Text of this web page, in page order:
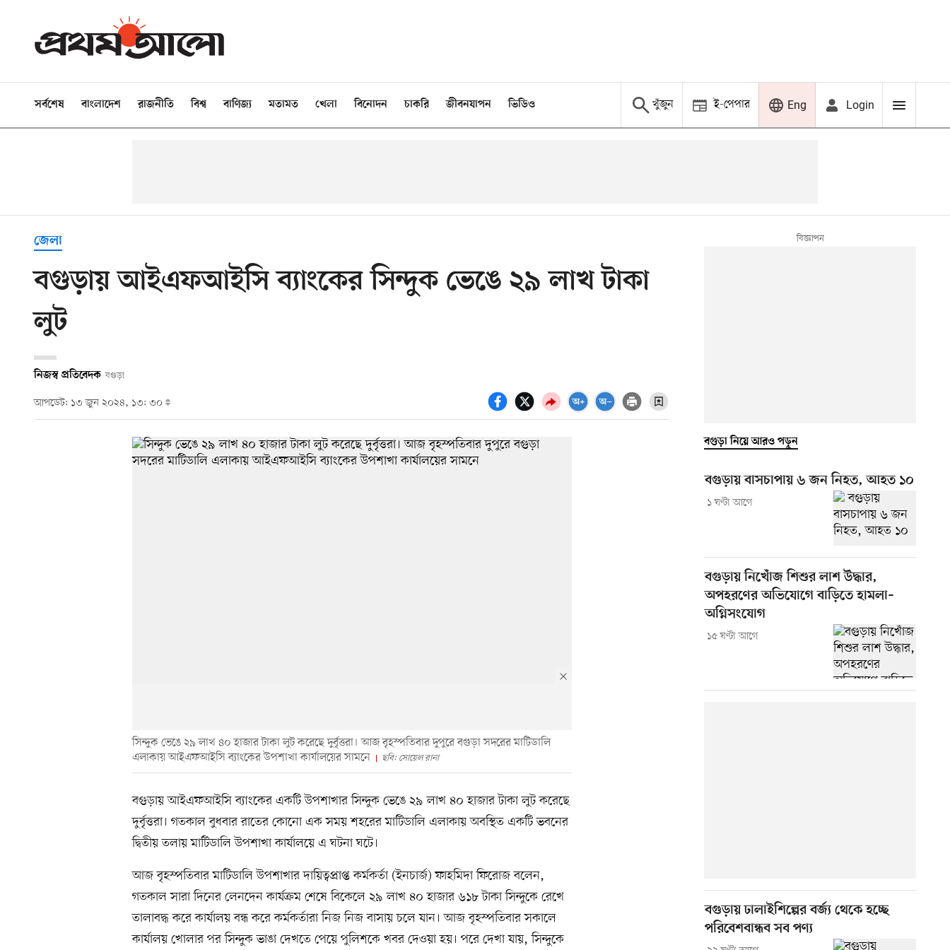
সর্বশেষ বাংলাদেশ রাজনীতি বিশ্ব বাণিজ্য মতামত খেলা বিনোদন চাকরি জীবনযাপন ভিডিও খুঁজুন ই-পেপার Eng Login
জেলা
বগুড়ায় আইএফআইসি ব্যাংকের সিন্দুক ভেঙে ২৯ লাখ টাকা
লুট
নিজস্ব প্রতিবেদক বগুড়া
আপডেট: ১৩ জুন ২০২৪, ১৩: ৩০
সিন্দুক ভেঙে ২৯ লাখ ৪০ হাজার টাকা লুট করেছে দুর্বৃত্তরা। আজ বৃহস্পতিবার দুপুরে বগুড়া সদরের মাটিডালি
এলাকায় আইএফআইসি ব্যাংকের উপশাখা কার্যালয়ের সামনে
ছবি: সোয়েল রানা
বগুড়ায় আইএফআইসি ব্যাংকের একটি উপশাখার সিন্দুক ভেঙে ২৯ লাখ ৪০ হাজার টাকা লুট করেছে
দুর্বৃত্তরা। গতকাল বুধবার রাতের কোনো এক সময় শহরের মাটিডালি এলাকায় অবস্থিত একটি ভবনের
দ্বিতীয় তলায় মাটিডালি উপশাখা কার্যালয়ে এ ঘটনা ঘটে।
আজ বৃহস্পতিবার মাটিডালি উপশাখার দায়িত্বপ্রাপ্ত কর্মকর্তা (ইনচার্জ) ফাহমিদা ফিরোজ বলেন,
গতকাল সারা দিনের লেনদেন কার্যক্রম শেষে বিকেলে ২৯ লাখ ৪০ হাজার ৬১৮ টাকা সিন্দুকে রেখে
তালাবদ্ধ করে কার্যালয় বন্ধ করে কর্মকর্তারা নিজ নিজ বাসায় চলে যান। আজ বৃহস্পতিবার সকালে
কার্যালয় খোলার পর সিন্দুক ভাঙা দেখতে পেয়ে পুলিশকে খবর দেওয়া হয়। পরে দেখা যায়, সিন্দুকে
বগুড়া নিয়ে আরও পড়ুন
বগুড়ায় বাসচাপায় ৬ জন নিহত, আহত ১০
১ ঘণ্টা আগে
বগুড়ায় নিখোঁজ শিশুর লাশ উদ্ধার,
অপহরণের অভিযোগে বাড়িতে হামলা–
অগ্নিসংযোগ
১৫ ঘণ্টা আগে
বগুড়ায় ঢালাইশিল্পের বর্জ্য থেকে হচ্ছে
পরিবেশবান্ধব সব পণ্য